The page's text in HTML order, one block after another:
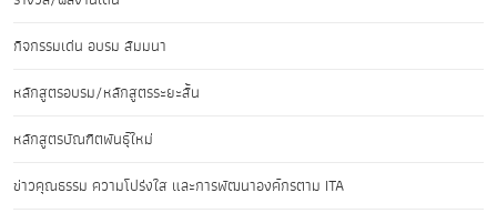
กิจกรรมเด่น อบรม สัมมนา
หลักสูตรอบรม/หลักสูตรระยะสั้น
หลักสูตรบัณฑิตพันธุ์ใหม่
ข่าวคุณธรรม ความโปร่งใส และการพัฒนาองค์กรตาม ITA